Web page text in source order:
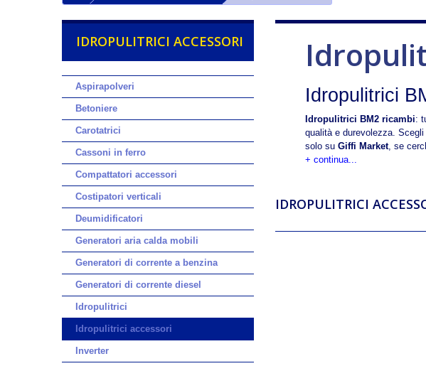
IDROPULITRICI ACCESSORI
Aspirapolveri
Betoniere
Carotatrici
Cassoni in ferro
Compattatori accessori
Costipatori verticali
Deumidificatori
Generatori aria calda mobili
Generatori di corrente a benzina
Generatori di corrente diesel
Idropulitrici
Idropulitrici accessori
Inverter
Idropulitrici
Idropulitrici BM2 ricambi:
qualità e durevolezza.
solo su Giffi Market, se
+ continua...
IDROPULITRICI